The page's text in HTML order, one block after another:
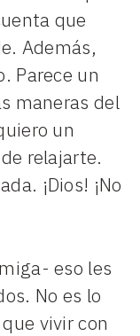
que
Además,
Parece un
maneras del
un
relajarte.
¡Dios! ¡No
eso les
No es lo
vivir con